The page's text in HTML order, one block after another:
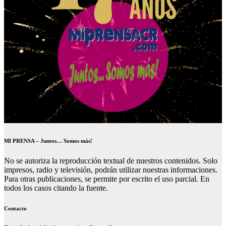
MI PRENSA – Juntos… Somos más!
No se autoriza la reproducción textual de nuestros contenidos. Solo
impresos, radio y televisión, podrán utilizar nuestras informaciones.
Para otras publicaciones, se permite por escrito el uso parcial. En
todos los casos citando la fuente.
Contacto